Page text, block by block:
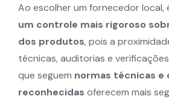
Ao escolher um fornecedor local,
um controle mais rigoroso
dos produtos, pois a
técnicas, auditorias e
que seguem normas técnicas e
reconhecidas oferecem mais